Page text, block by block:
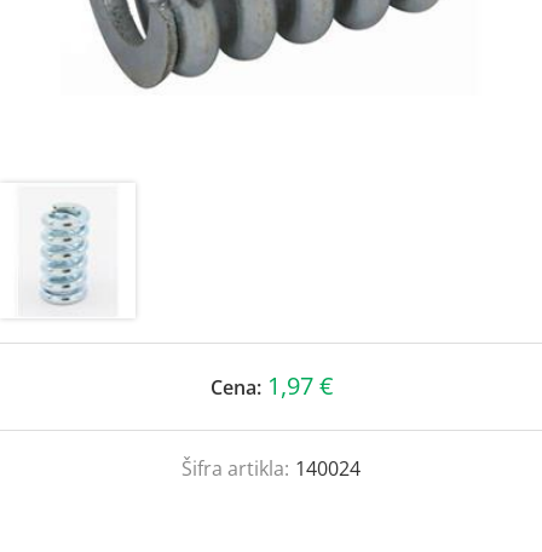
Cena: 1,97 €
Šifra artikla: 140024